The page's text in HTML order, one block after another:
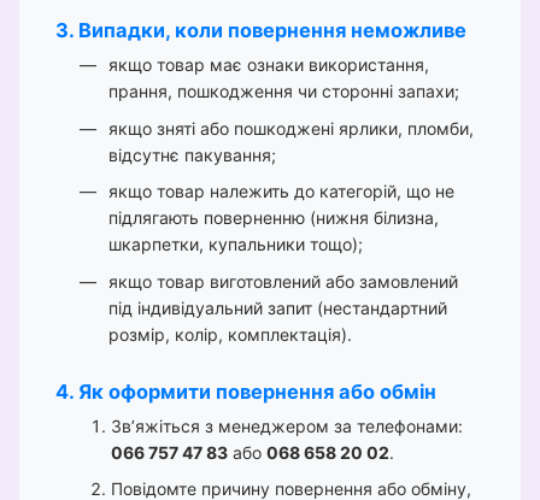
3. Випадки, коли повернення неможливе
якщо товар має ознаки використання,
прання, пошкодження чи сторонні запахи;
якщо зняті або пошкоджені ярлики, пломби,
відсутнє пакування;
якщо товар належить до категорій, що не
підлягають поверненню (нижня білизна,
шкарпетки, купальники тощо);
якщо товар виготовлений або замовлений
під індивідуальний запит (нестандартний
розмір, колір, комплектація).
4. Як оформити повернення або обмін
Зв’яжіться з менеджером за телефонами:
066 757 47 83 або 068 658 20 02.
Повідомте причину повернення або обміну,